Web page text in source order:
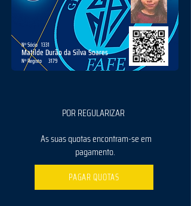
1331
Nº Sócio
Matilde Durão da Silva Soares
3179
Nº Registo
POR REGULARIZAR
As suas quotas encontram-se em
pagamento.
PAGAR QUOTAS